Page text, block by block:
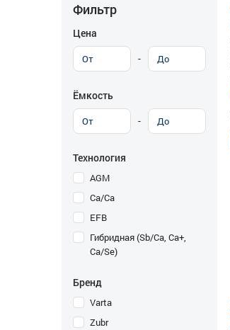
Фильтр
Цена
-
Ёмкость
-
Технология
AGM
Ca/Ca
EFB
Гибридная (Sb/Ca, Ca+,
Ca/Se)
Бренд
Varta
Zubr